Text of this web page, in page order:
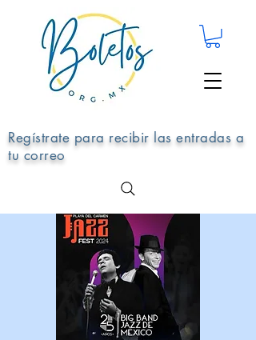
Regístrate para recibir las entradas a
tu correo